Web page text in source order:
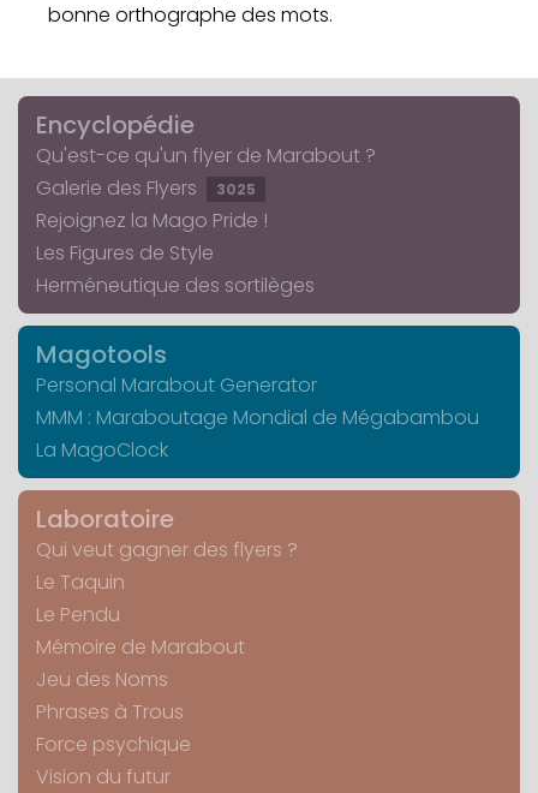
bonne orthographe des mots.
Encyclopédie
Qu'est-ce qu'un flyer de Marabout ?
Galerie des Flyers
3025
Rejoignez la Mago Pride !
Les Figures de Style
Herméneutique des sortilèges
Magotools
Personal Marabout Generator
MMM : Maraboutage Mondial de Mégabambou
La MagoClock
Laboratoire
Qui veut gagner des flyers ?
Le Taquin
Le Pendu
Mémoire de Marabout
Jeu des Noms
Phrases à Trous
Force psychique
Vision du futur